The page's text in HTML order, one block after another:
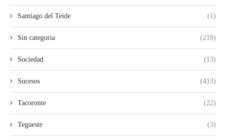
Santiago del Teide (1)
Sin categoria (218)
Sociedad (13)
Sucesos (413)
Tacoronte (22)
Tegueste (3)